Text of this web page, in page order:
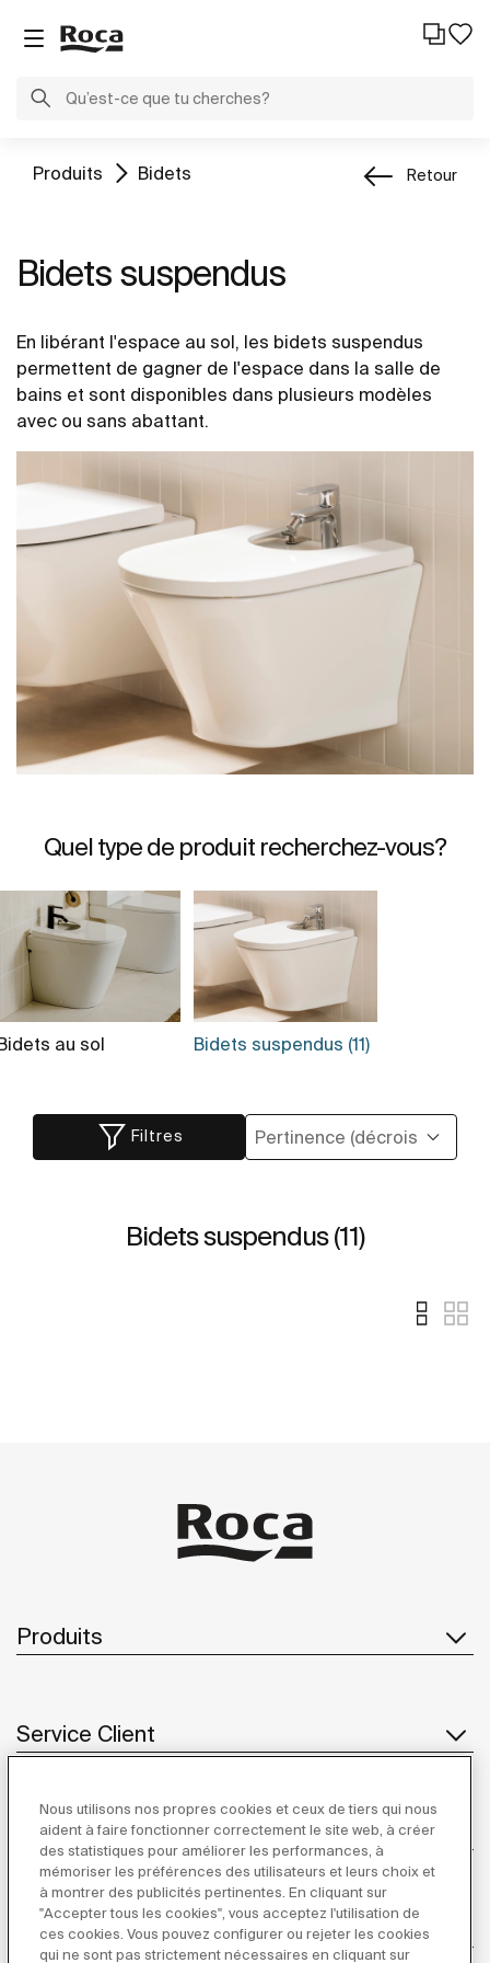
Produits Bidets Retour
Bidets suspendus
En libérant l'espace au sol, les bidets suspendus
permettent de gagner de l'espace dans la salle de
bains et sont disponibles dans plusieurs modèles
avec ou sans abattant.
Quel type de produit recherchez-vous?
au sol Bidets suspendus (11)
Filtres
Bidets suspendus (11)
Produits
Service Client
À propos de Roca
Inspiration
Nous utilisons nos propres cookies et ceux de tiers qui nous
aident à faire fonctionner correctement le site web, à créer
des statistiques pour améliorer les performances, à
mémoriser les préférences des utilisateurs et leurs choix et
à montrer des publicités pertinentes. En cliquant sur
"Accepter tous les cookies", vous acceptez l'utilisation de
ces cookies. Vous pouvez configurer ou rejeter les cookies
qui ne sont pas strictement nécessaires en cliquant sur